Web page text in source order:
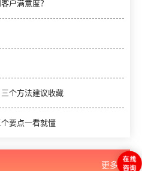
户满意度？
个方法建议收藏
要点一看就懂
更多